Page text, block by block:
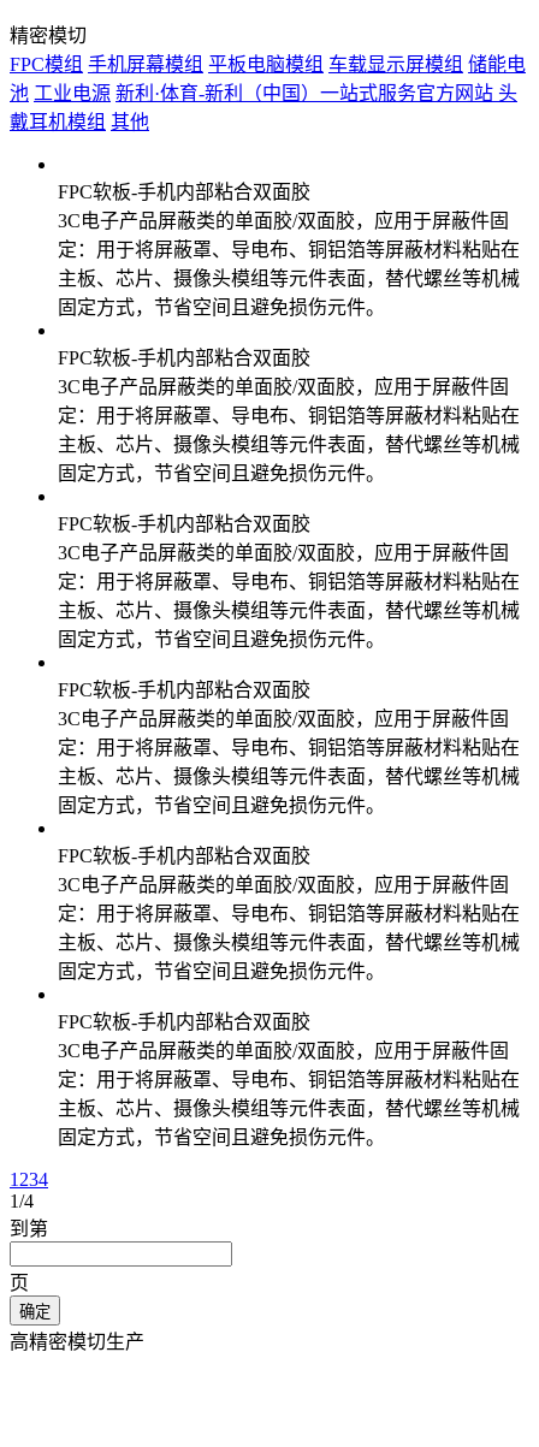
精密模切
FPC模组 手机屏幕模组 平板电脑模组 车载显示屏模组 储能电
池 工业电源 新利·体育-新利（中国）一站式服务官方网站 头
戴耳机模组 其他
FPC软板-手机内部粘合双面胶
3C电子产品屏蔽类的单面胶/双面胶，应用于屏蔽件固
定：用于将屏蔽罩、导电布、铜铝箔等屏蔽材料粘贴在
主板、芯片、摄像头模组等元件表面，替代螺丝等机械
固定方式，节省空间且避免损伤元件。
FPC软板-手机内部粘合双面胶
3C电子产品屏蔽类的单面胶/双面胶，应用于屏蔽件固
定：用于将屏蔽罩、导电布、铜铝箔等屏蔽材料粘贴在
主板、芯片、摄像头模组等元件表面，替代螺丝等机械
固定方式，节省空间且避免损伤元件。
FPC软板-手机内部粘合双面胶
3C电子产品屏蔽类的单面胶/双面胶，应用于屏蔽件固
定：用于将屏蔽罩、导电布、铜铝箔等屏蔽材料粘贴在
主板、芯片、摄像头模组等元件表面，替代螺丝等机械
固定方式，节省空间且避免损伤元件。
FPC软板-手机内部粘合双面胶
3C电子产品屏蔽类的单面胶/双面胶，应用于屏蔽件固
定：用于将屏蔽罩、导电布、铜铝箔等屏蔽材料粘贴在
主板、芯片、摄像头模组等元件表面，替代螺丝等机械
固定方式，节省空间且避免损伤元件。
FPC软板-手机内部粘合双面胶
3C电子产品屏蔽类的单面胶/双面胶，应用于屏蔽件固
定：用于将屏蔽罩、导电布、铜铝箔等屏蔽材料粘贴在
主板、芯片、摄像头模组等元件表面，替代螺丝等机械
固定方式，节省空间且避免损伤元件。
FPC软板-手机内部粘合双面胶
3C电子产品屏蔽类的单面胶/双面胶，应用于屏蔽件固
定：用于将屏蔽罩、导电布、铜铝箔等屏蔽材料粘贴在
主板、芯片、摄像头模组等元件表面，替代螺丝等机械
固定方式，节省空间且避免损伤元件。
1 234
1/4
到第
页
确定
高精密模切生产